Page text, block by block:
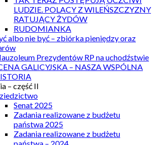
LUDZIE. POLACY Z WILEŃSZCZYZNY
RATUJĄCY ŻYDÓW
RUDOMIANKA
albo nie być – zbiórka pieniędzy oraz
Prezydentów RP na uchodźstwie
GALICYJSKA – NASZA WSPÓLNA
– część II
Senat 2025
Zadania realizowane z budżetu
państwa 2025
Zadania realizowane z budżetu